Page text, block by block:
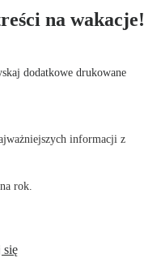
na wakacje!
dodatkowe drukowane
informacji z
rok.
się